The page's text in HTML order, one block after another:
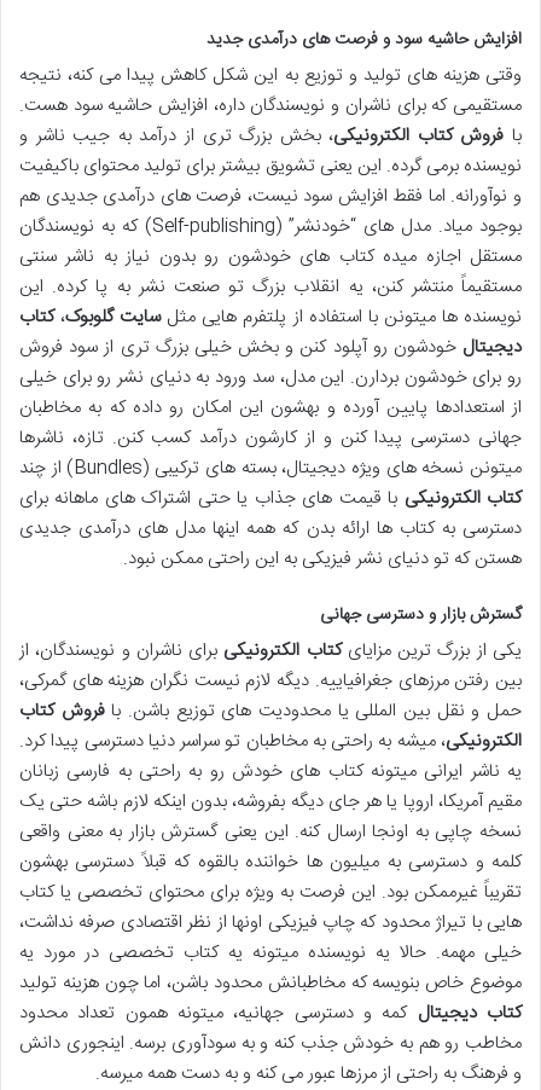
افزایش حاشیه سود و فرصت های درآمدی جدید
وقتی هزینه های تولید و توزیع به این شکل کاهش پیدا می کنه، نتیجه
مستقیمی که برای ناشران و نویسندگان داره، افزایش حاشیه سود هست.
با فروش کتاب الکترونیکی، بخش بزرگ تری از درآمد به جیب ناشر و
نویسنده برمی گرده. این یعنی تشویق بیشتر برای تولید محتوای باکیفیت
و نوآورانه. اما فقط افزایش سود نیست، فرصت های درآمدی جدیدی هم
بوجود میاد. مدل های “خودنشر” (Self-publishing) که به نویسندگان
مستقل اجازه میده کتاب های خودشون رو بدون نیاز به ناشر سنتی
مستقیماً منتشر کنن، یه انقلاب بزرگ تو صنعت نشر به پا کرده. این
نویسنده ها میتونن با استفاده از پلتفرم هایی مثلسایت گلوبوک،کتاب
دیجیتال خودشون رو آپلود کنن و بخش خیلی بزرگ تری از سود فروش
رو برای خودشون بردارن. این مدل، سد ورود به دنیای نشر رو برای خیلی
از استعدادها پایین آورده و بهشون این امکان رو داده که به مخاطبان
جهانی دسترسی پیدا کنن و از کارشون درآمد کسب کنن. تازه، ناشرها
میتونن نسخه های ویژه دیجیتال، بسته های ترکیبی (Bundles) از چند
کتاب الکترونیکی با قیمت های جذاب یا حتی اشتراک های ماهانه برای
دسترسی به کتاب ها ارائه بدن که همه اینها مدل های درآمدی جدیدی
هستن که تو دنیای نشر فیزیکی به این راحتی ممکن نبود.
گسترش بازار و دسترسی جهانی
یکی از بزرگ ترین مزایایکتاب الکترونیکی برای ناشران و نویسندگان، از
بین رفتن مرزهای جغرافیاییه. دیگه لازم نیست نگران هزینه های گمرکی،
حمل و نقل بین المللی یا محدودیت های توزیع باشن. بافروش کتاب
الکترونیکی، میشه به راحتی به مخاطبان تو سراسر دنیا دسترسی پیدا کرد.
یه ناشر ایرانی میتونه کتاب های خودش رو به راحتی به فارسی زبانان
مقیم آمریکا، اروپا یا هر جای دیگه بفروشه، بدون اینکه لازم باشه حتی یک
نسخه چاپی به اونجا ارسال کنه. این یعنی گسترش بازار به معنی واقعی
کلمه و دسترسی به میلیون ها خواننده بالقوه که قبلاً دسترسی بهشون
تقریباً غیرممکن بود. این فرصت به ویژه برای محتوای تخصصی یا کتاب
هایی با تیراژ محدود که چاپ فیزیکی اونها از نظر اقتصادی صرفه نداشت،
خیلی مهمه. حالا یه نویسنده میتونه یه کتاب تخصصی در مورد یه
موضوع خاص بنویسه که مخاطبانش محدود باشن، اما چون هزینه تولید
کتاب دیجیتال کمه و دسترسی جهانیه، میتونه همون تعداد محدود
مخاطب رو هم به خودش جذب کنه و به سودآوری برسه. اینجوری دانش
و فرهنگ به راحتی از مرزها عبور می کنه و به دست همه میرسه.